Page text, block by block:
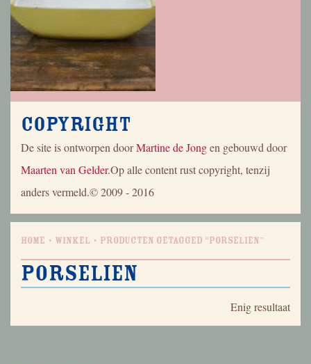
Copyright
De site is ontworpen doorMartine de Jongen gebouwd door
Maarten van Gelder.Op alle content rust copyright, tenzij
anders vermeld.© 2009 - 2016
Home Winkel Producten getagged “porselien”
porselien
Enig resultaat